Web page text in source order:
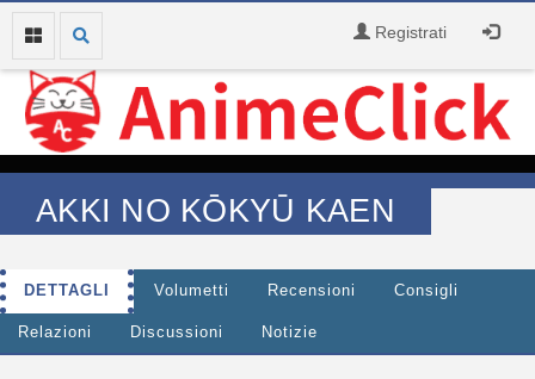
Registrati
AKKI NO KŌKYŪ KAEN
DETTAGLI Volumetti Recensioni Consigli
Relazioni Discussioni Notizie